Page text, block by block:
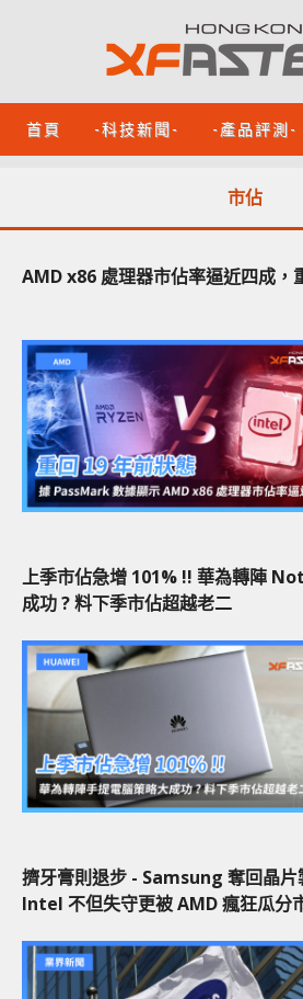
首頁 -科技新聞- -產品評測-
市佔
AMD x86 處理器市佔率逼近四成，
上季市佔急增 101% !! 華為轉陣
成功 ? 料下季市佔超越老二
擠牙膏則退步 - Samsung 奪回晶片
Intel 不但失守更被 AMD 瘋狂瓜分